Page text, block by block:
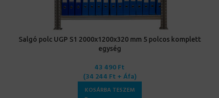
Salgó polc UGP S1 2000x1200x320 mm 5 polcos komplett
egység
43 490Ft
(34 244 Ft + Áfa)
KOSÁRBA TESZEM